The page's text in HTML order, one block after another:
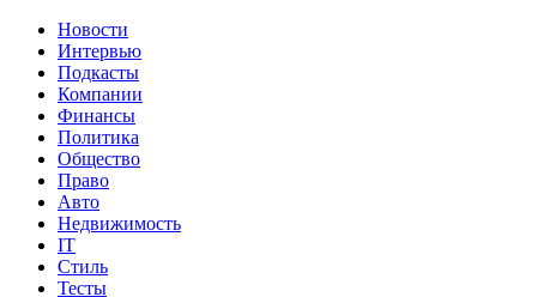
Новости
Интервью
Подкасты
Компании
Финансы
Политика
Общество
Право
Авто
Недвижимость
IT
Стиль
Тесты